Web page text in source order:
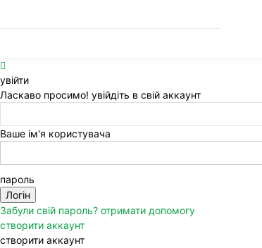
увійти
Ласкаво просимо! увійдіть в свій аккаунт
Ваше ім'я користувача
пароль
Забули свій пароль? отримати допомогу
створити аккаунт
створити аккаунт